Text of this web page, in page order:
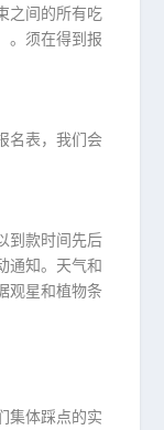
之间的所有吃
。须在得到报
名表，我们会
到款时间先后
通知。天气和
观星和植物条
集体踩点的实